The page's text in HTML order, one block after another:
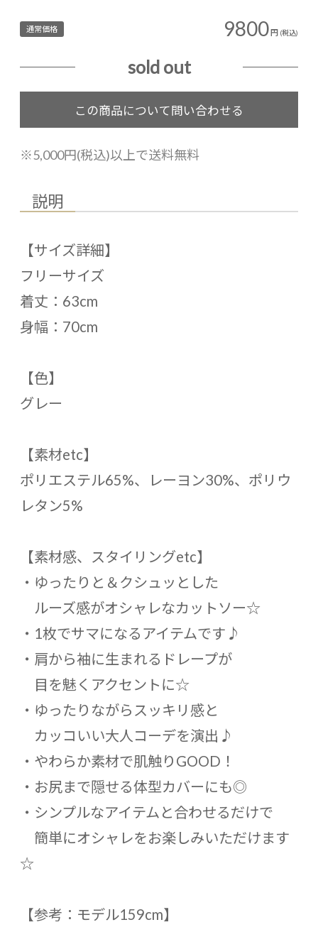
通常価格 9800円 (税込)
sold out
※5,000円(税込)以上で送料無料
説明
【サイズ詳細】
フリーサイズ
着丈：63cm
身幅：70cm
【色】
グレー
【素材etc】
ポリエステル65%、レーヨン30%、ポリウ
レタン5%
【素材感、スタイリングetc】
・ゆったりと＆クシュッとした
ルーズ感がオシャレなカットソー☆
・1枚でサマになるアイテムです♪
・肩から袖に生まれるドレープが
目を魅くアクセントに☆
・ゆったりながらスッキリ感と
カッコいい大人コーデを演出♪
・やわらか素材で肌触りGOOD！
・お尻まで隠せる体型カバーにも◎
・シンプルなアイテムと合わせるだけで
簡単にオシャレをお楽しみいただけます
☆
【参考：モデル159cm】